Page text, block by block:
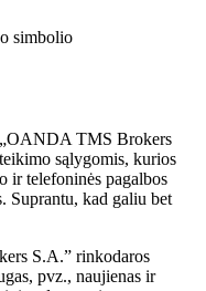
simbolio
TMS Brokers
sąlygomis, kurios
ir telefoninės pagalbos
Suprantu, kad galiu bet
S.A.” rinkodaros
pvz., naujienas ir